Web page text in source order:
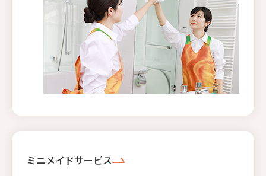
ミニメイドサービス